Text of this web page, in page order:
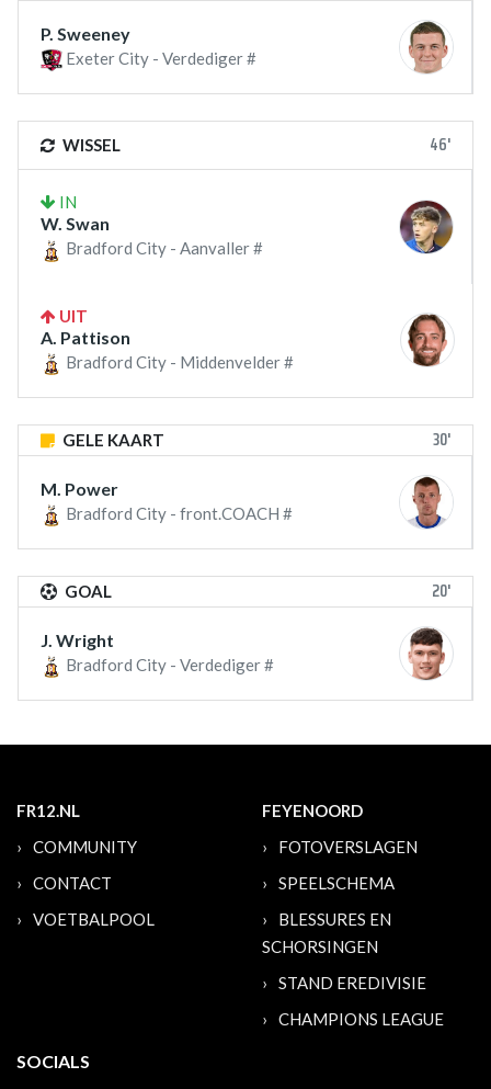
P. Sweeney
Exeter City - Verdediger #
WISSEL 46'
IN
W. Swan
Bradford City - Aanvaller #
UIT
A. Pattison
Bradford City - Middenvelder #
GELE KAART 30'
M. Power
Bradford City - front.COACH #
GOAL 20'
J. Wright
Bradford City - Verdediger #
FR12.NL
COMMUNITY
CONTACT
VOETBALPOOL
FEYENOORD
FOTOVERSLAGEN
SPEELSCHEMA
BLESSURES EN
SCHORSINGEN
STAND EREDIVISIE
CHAMPIONS LEAGUE
SOCIALS